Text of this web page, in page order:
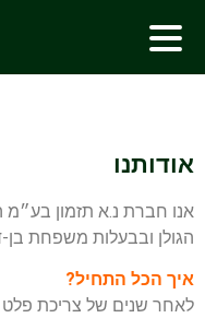
אודותנו
אנו חברת נ.א תזמון
הגולן ובבעלות משפחת בן-
איך הכל התחיל?
לאחר שנים של צריכת פלט